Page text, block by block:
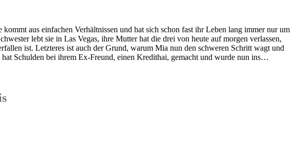
aus einfachen Verhältnissen und hat sich schon fast ihr Leben lang immer nur um
lebt sie in Las Vegas, ihre Mutter hat die drei von heute auf morgen verlassen,
ist. Letzteres ist auch der Grund, warum Mia nun den schweren Schritt wagt und
Schulden bei ihrem Ex-Freund, einen Kredithai, gemacht und wurde nun ins…